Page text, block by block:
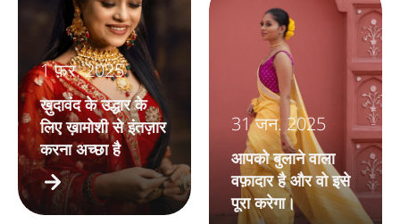
1 फ़र. 2025
ख़ुदावंद के उद्धार के
लिए ख़ामोशी से इंतज़ार
करना अच्छा है
31 जन. 2025
आपको बुलाने वाला
वफ़ादार है और वो इसे
पूरा करेगा।